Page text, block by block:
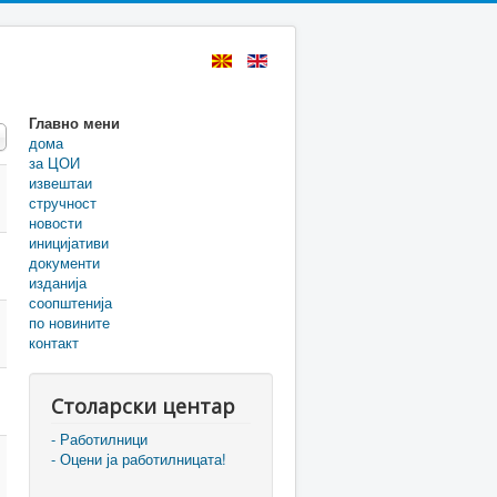
Главно мени
дома
за ЦОИ
извештаи
стручност
новости
иницијативи
документи
изданија
соопштенија
по новините
контакт
Столарски центар
- Работилници
- Оцени ја работилницата!